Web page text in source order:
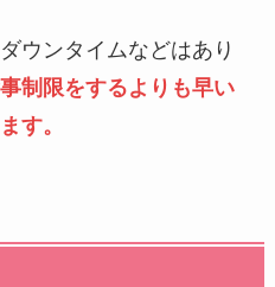
ウンタイムなどはあり
制限をするよりも早い
す。